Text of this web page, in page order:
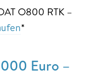
O800 RTK –
*
Euro –